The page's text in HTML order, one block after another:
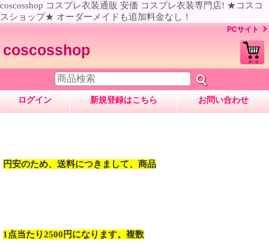
coscosshop コスプレ衣装通販 安価 コスプレ衣装専門店! ★コスコ
スショップ★ オーダーメイドも追加料金なし！
PCサイト
coscosshop
ログイン 新規登録はこちら お問い合わせ
円安のため、送料につきまして、商品
1点当たり2500円になります。複数